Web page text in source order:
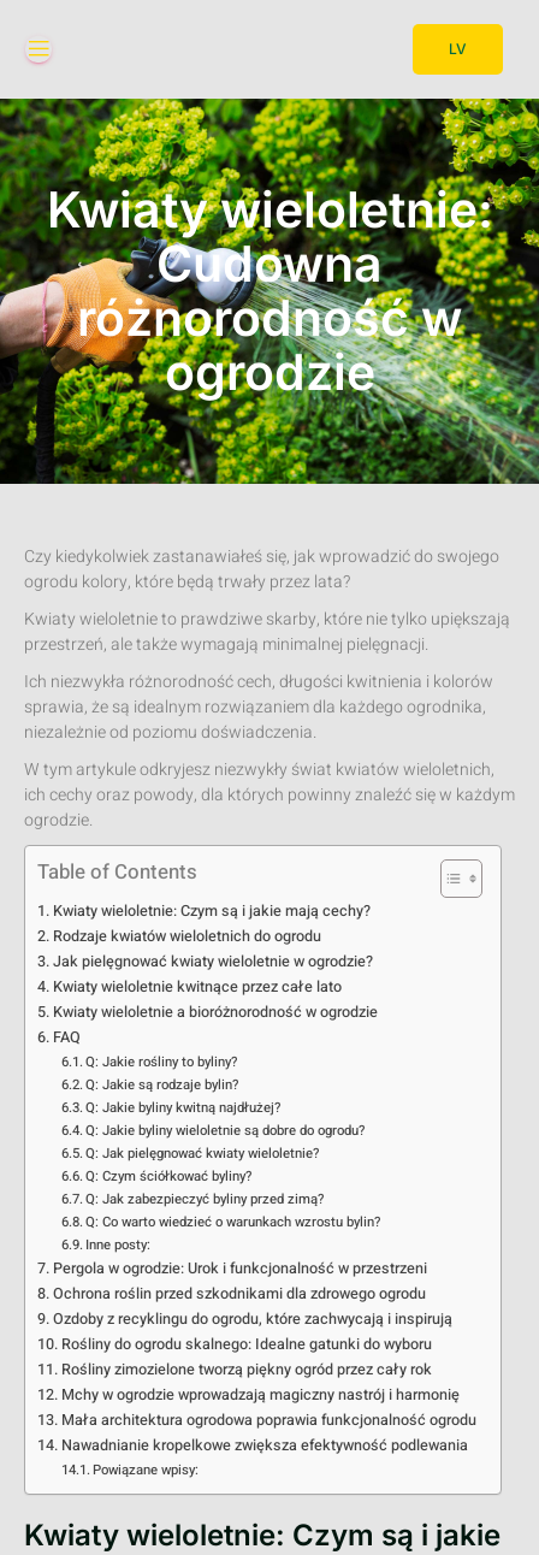
LV
Kwiaty wieloletnie:
Cudowna
różnorodność w
ogrodzie
Czy kiedykolwiek zastanawiałeś się, jak wprowadzić do swojego
ogrodu kolory, które będą trwały przez lata?
Kwiaty wieloletnie to prawdziwe skarby, które nie tylko upiększają
przestrzeń, ale także wymagają minimalnej pielęgnacji.
Ich niezwykła różnorodność cech, długości kwitnienia i kolorów
sprawia, że są idealnym rozwiązaniem dla każdego ogrodnika,
niezależnie od poziomu doświadczenia.
W tym artykule odkryjesz niezwykły świat kwiatów wieloletnich,
ich cechy oraz powody, dla których powinny znaleźć się w każdym
ogrodzie.
Table of Contents
Kwiaty wieloletnie: Czym są i jakie mają cechy?
Rodzaje kwiatów wieloletnich do ogrodu
Jak pielęgnować kwiaty wieloletnie w ogrodzie?
Kwiaty wieloletnie kwitnące przez całe lato
Kwiaty wieloletnie a bioróżnorodność w ogrodzie
FAQ
Q: Jakie rośliny to byliny?
Q: Jakie są rodzaje bylin?
Q: Jakie byliny kwitną najdłużej?
Q: Jakie byliny wieloletnie są dobre do ogrodu?
Q: Jak pielęgnować kwiaty wieloletnie?
Q: Czym ściółkować byliny?
Q: Jak zabezpieczyć byliny przed zimą?
Q: Co warto wiedzieć o warunkach wzrostu bylin?
Inne posty:
Pergola w ogrodzie: Urok i funkcjonalność w przestrzeni
Ochrona roślin przed szkodnikami dla zdrowego ogrodu
Ozdoby z recyklingu do ogrodu, które zachwycają i inspirują
Rośliny do ogrodu skalnego: Idealne gatunki do wyboru
Rośliny zimozielone tworzą piękny ogród przez cały rok
Mchy w ogrodzie wprowadzają magiczny nastrój i harmonię
Mała architektura ogrodowa poprawia funkcjonalność ogrodu
Nawadnianie kropelkowe zwiększa efektywność podlewania
Powiązane wpisy:
Kwiaty wieloletnie: Czym są i jakie